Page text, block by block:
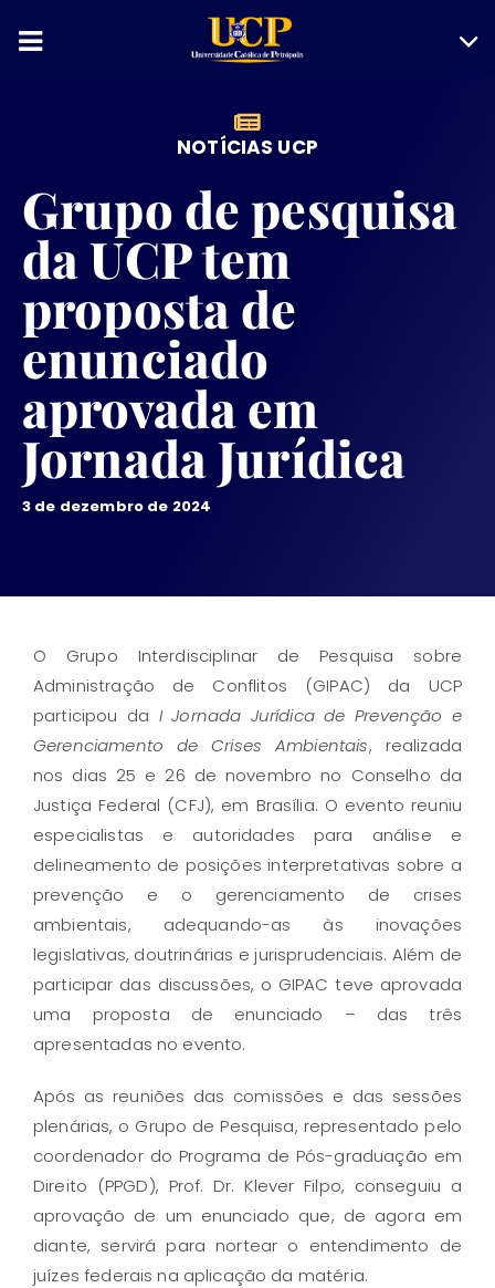
NOTÍCIAS UCP
Grupo de pesquisa
da UCP tem
proposta de
enunciado
aprovada em
Jornada Jurídica
3 de dezembro de 2024
O Grupo Interdisciplinar de Pesquisa sobre
Administração de Conflitos (GIPAC) da UCP
participou da I Jornada Jurídica de Prevenção e
Gerenciamento de Crises Ambientais, realizada
nos dias 25 e 26 de novembro no Conselho da
Justiça Federal (CFJ), em Brasília. O evento reuniu
especialistas e autoridades para análise e
delineamento de posições interpretativas sobre a
prevenção e o gerenciamento de crises
ambientais, adequando-as às inovações
legislativas, doutrinárias e jurisprudenciais. Além de
participar das discussões, o GIPAC teve aprovada
uma proposta de enunciado – das três
apresentadas no evento.
Após as reuniões das comissões e das sessões
plenárias, o Grupo de Pesquisa, representado pelo
coordenador do Programa de Pós-graduação em
Direito (PPGD), Prof. Dr. Klever Filpo, conseguiu a
aprovação de um enunciado que, de agora em
diante, servirá para nortear o entendimento de
juízes federais na aplicação da matéria.